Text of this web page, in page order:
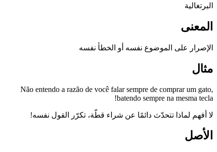
البرتغالية
المعنى
الإصرار على الموضوع نفسه أو الخطأ نفسه
مثال
Não entendo a razão de você falar sempre de comprar um gato,
batendo sempre na mesma tecla!
لا أفهم لماذا تتحدّث دائمًا عن شراء قطّة، تكرّر القول نفسه!
الأصل